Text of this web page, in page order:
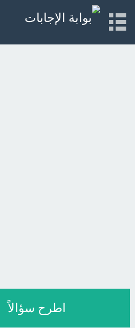
اطرح سؤالاً